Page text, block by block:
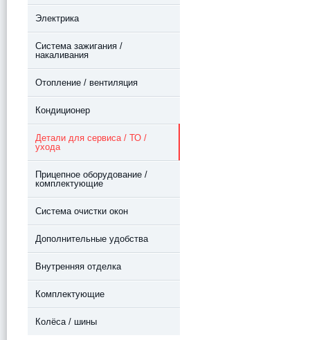
Электрика
Система зажигания /
накаливания
Отопление / вентиляция
Кондиционер
Детали для сервиса / ТО /
ухода
Прицепное оборудование /
комплектующие
Система очистки окон
Дополнительные удобства
Внутренняя отделка
Комплектующие
Колёса / шины